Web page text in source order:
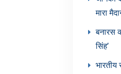
मारा
बनारस
सिंह’
भारतीय